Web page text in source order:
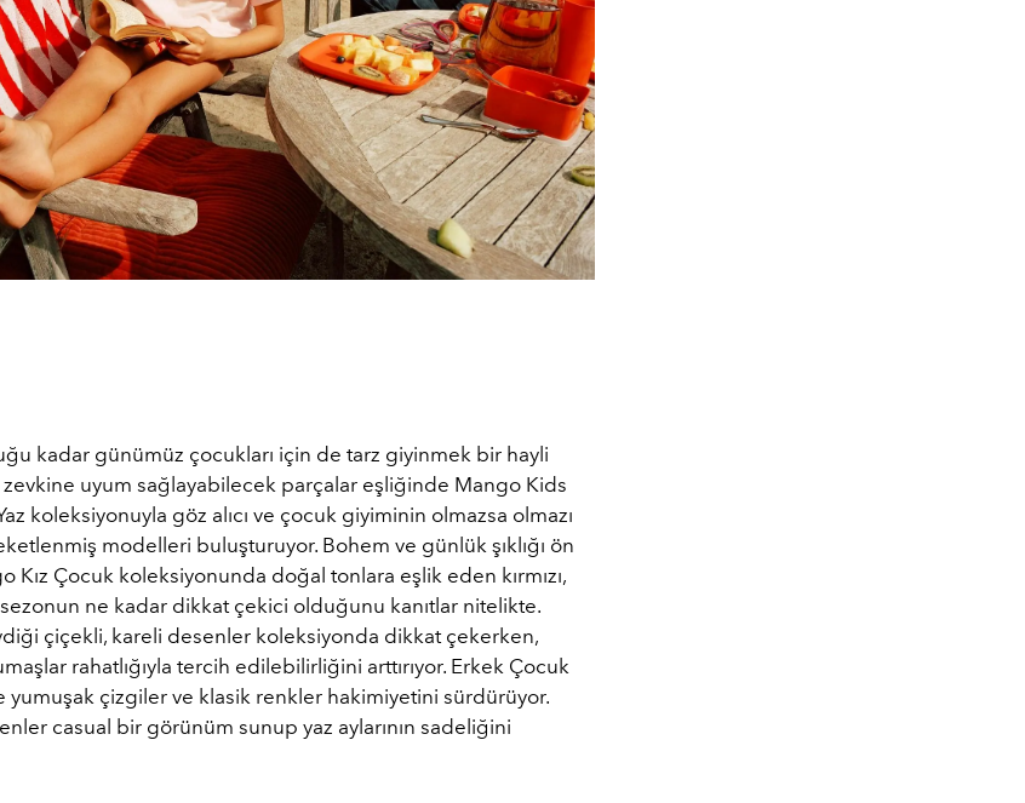
kadar günümüz çocukları için de tarz giyinmek bir hayli
uyum sağlayabilecek parçalar eşliğinde Mango Kids
koleksiyonuyla göz alıcı ve çocuk giyiminin olmazsa olmazı
modelleri buluşturuyor. Bohem ve günlük şıklığı ön
Kız Çocuk koleksiyonunda doğal tonlara eşlik eden kırmızı,
ne kadar dikkat çekici olduğunu kanıtlar nitelikte.
çiçekli, kareli desenler koleksiyonda dikkat çekerken,
rahatlığıyla tercih edilebilirliğini arttırıyor. Erkek Çocuk
yumuşak çizgiler ve klasik renkler hakimiyetini sürdürüyor.
casual bir görünüm sunup yaz aylarının sadeliğini